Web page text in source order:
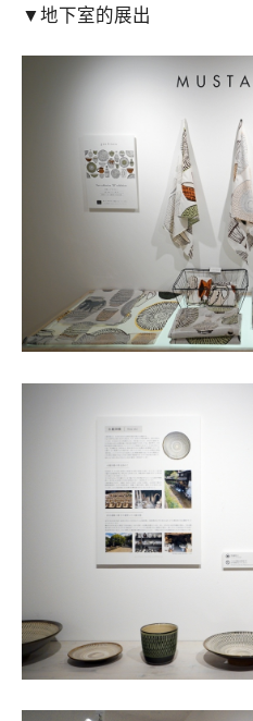
▼地下室的展出